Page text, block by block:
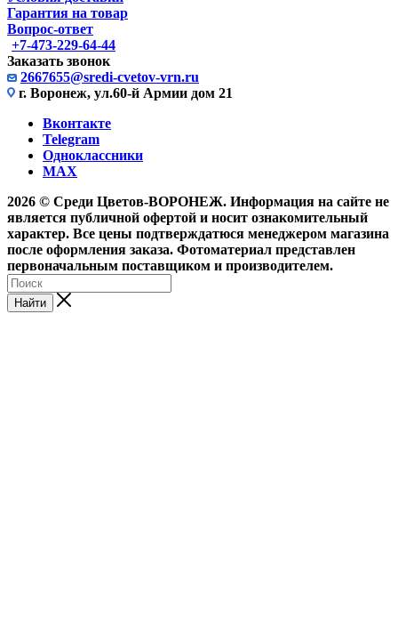
Гарантия на товар
Вопрос-ответ
+7-473-229-64-44
Заказать звонок
2667655@sredi-cvetov-vrn.ru
г. Воронеж, ул.60-й Армии дом 21
Вконтакте
Telegram
Одноклассники
MAX
2026 © Среди Цветов-ВОРОНЕЖ. Информация на сайте не
является публичной офертой и носит ознакомительный
характер. Все цены подтверждатюся менеджером магазина
после оформления заказа. Фотоматериал представлен
первоначальным поставщиком и производителем.
Найти